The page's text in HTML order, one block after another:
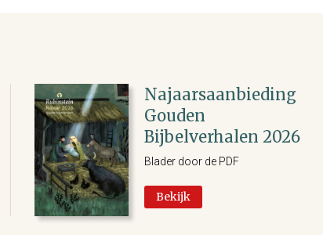
Najaarsaanbieding
Gouden
Bijbelverhalen 2026
Blader door de PDF
Bekijk